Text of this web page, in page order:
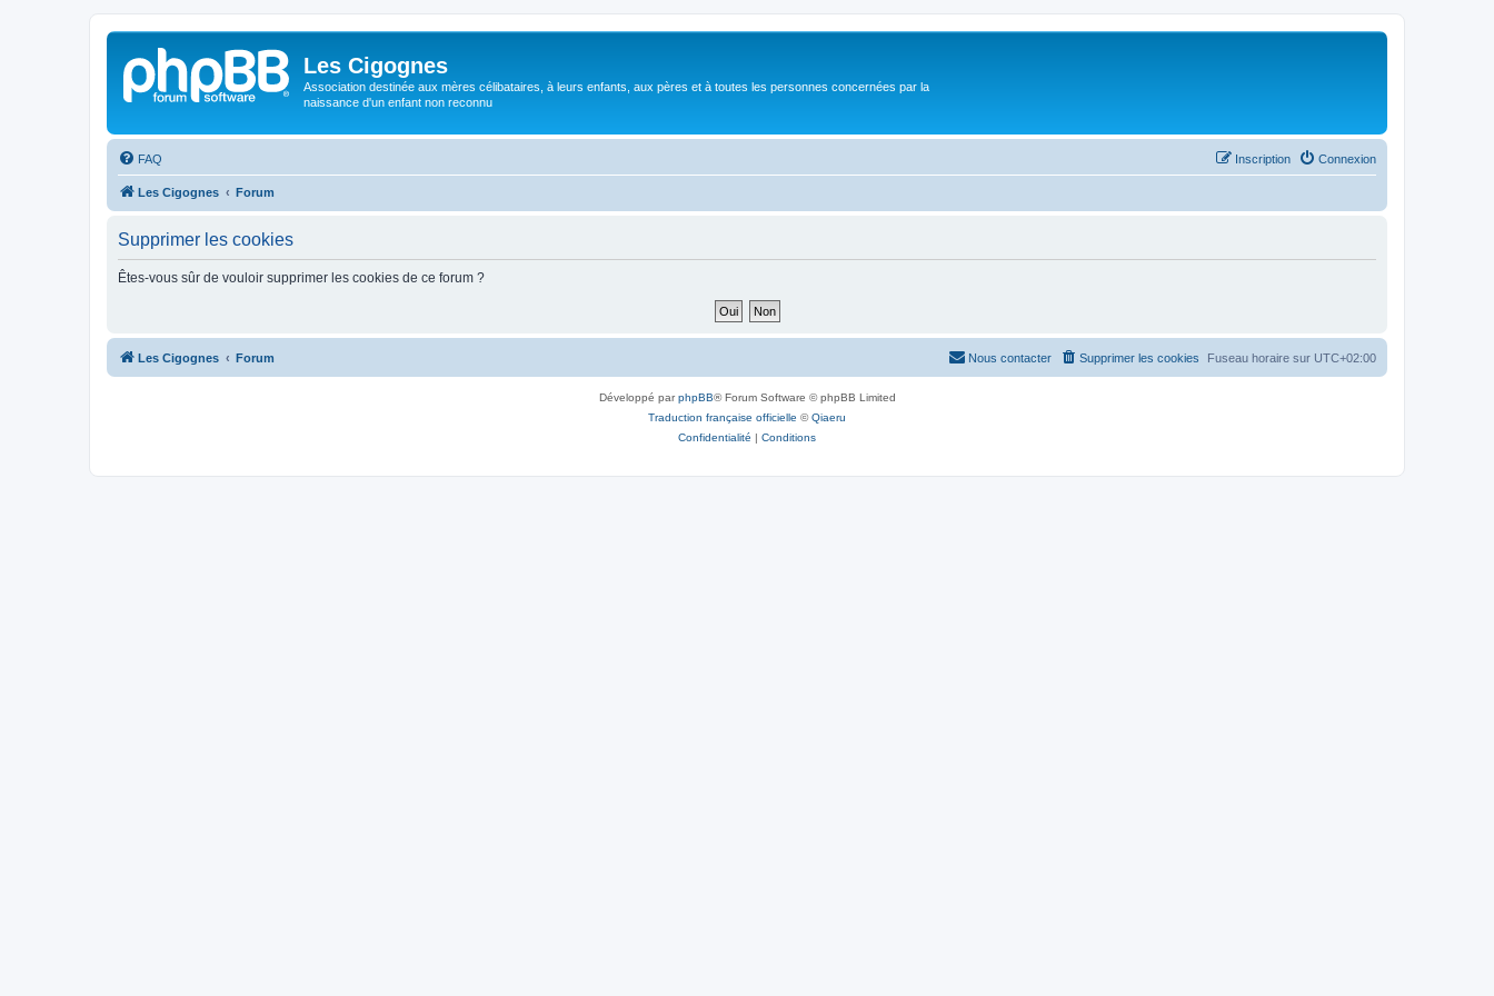
Les Cigognes
Association destinée aux mères célibataires, à leurs enfants, aux pères et à toutes les personnes concernées par la
naissance d'un enfant non reconnu
FAQ Connexion
Inscription
Les Cigognes Forum
Supprimer les cookies
Êtes-vous sûr de vouloir supprimer les cookies de ce forum ?
Les Cigognes Forum Fuseau horaire sur UTC+02:00
Supprimer les cookies
Nous contacter
Développé parphpBB® Forum Software © phpBB Limited
Traduction française officielle ©Qiaeru
Confidentialité | Conditions